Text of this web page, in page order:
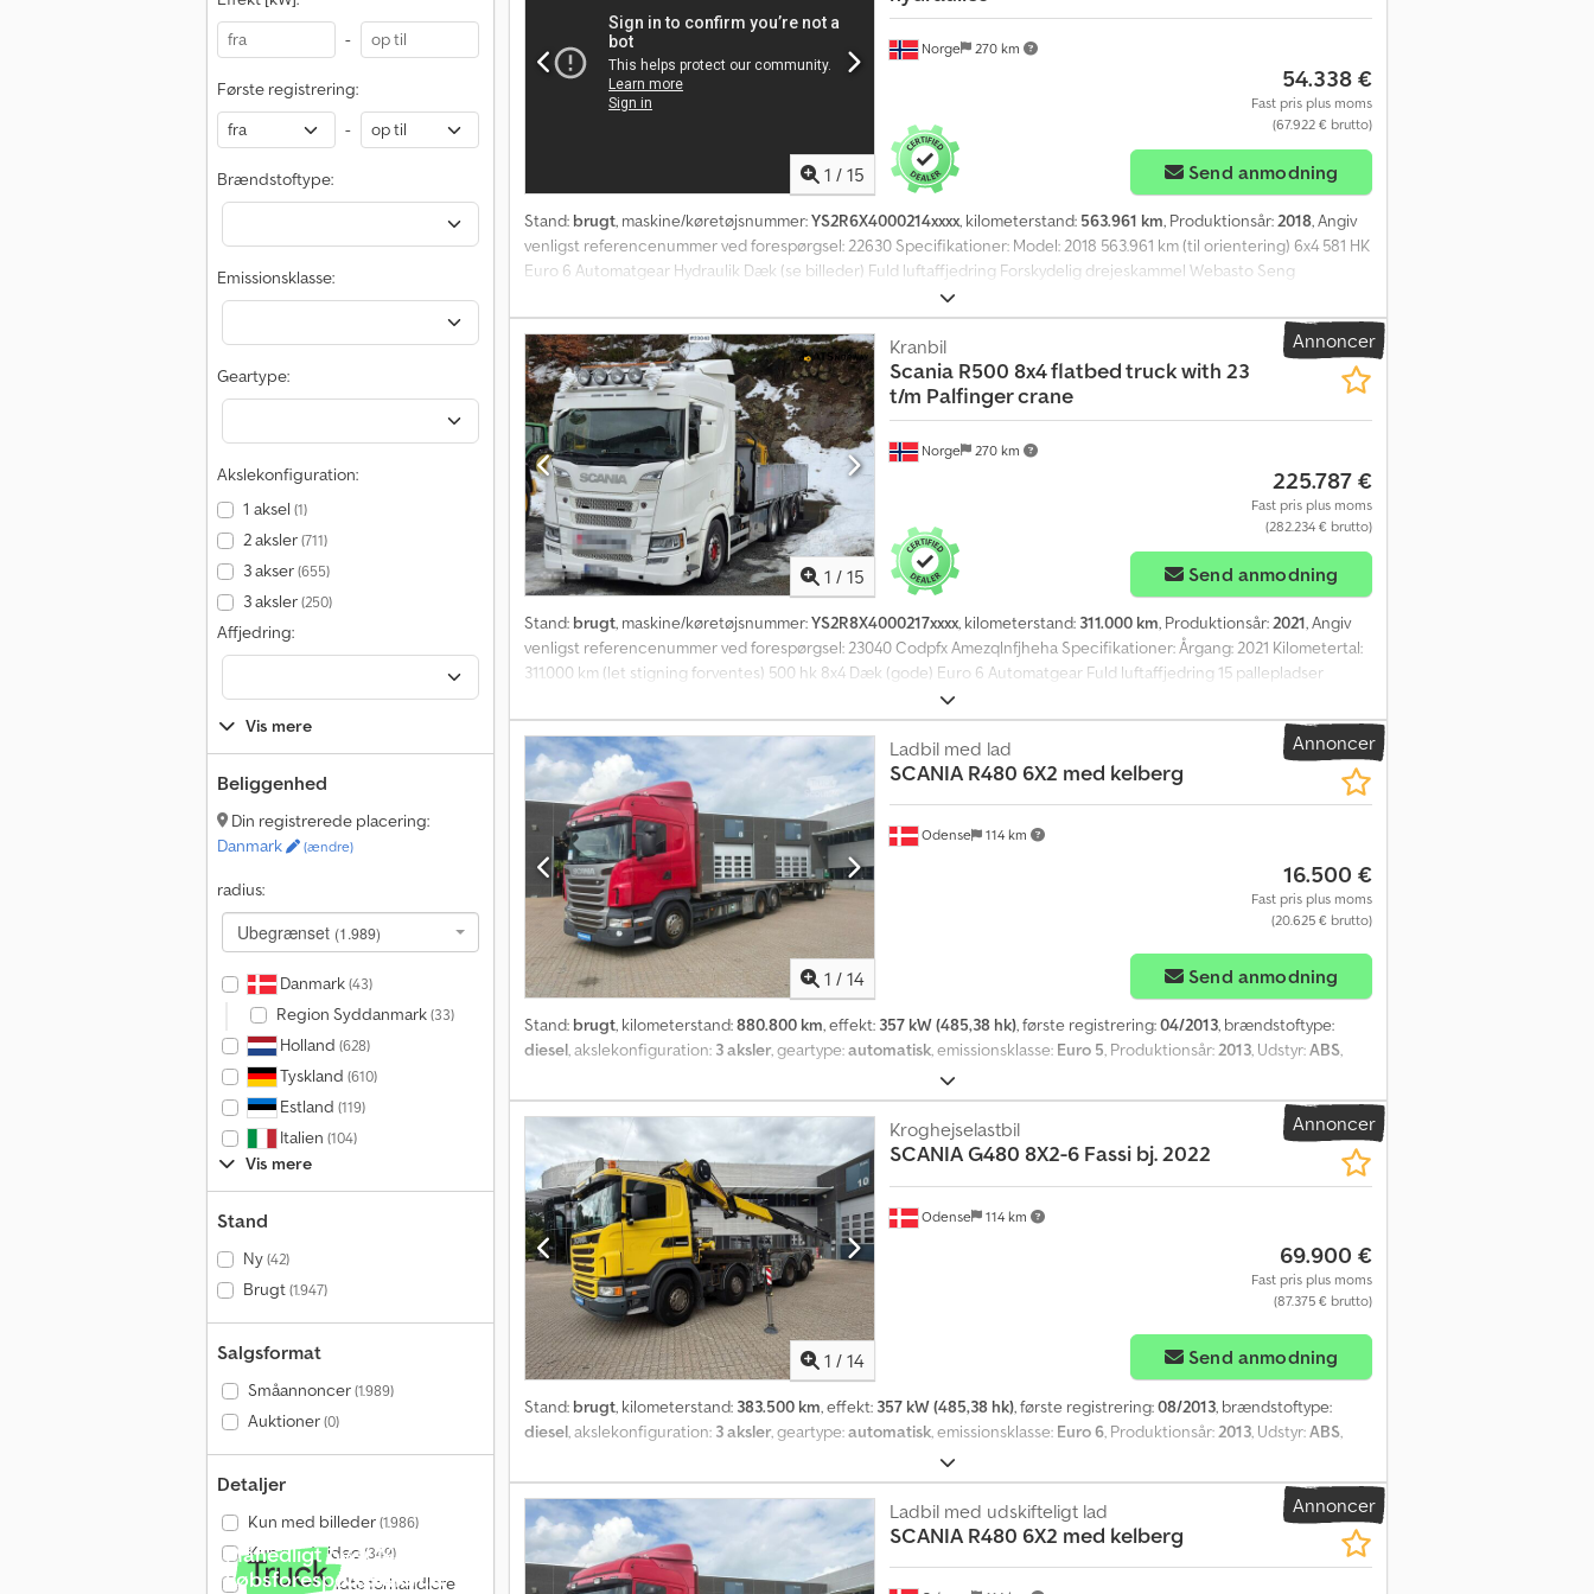
-
Første registrering:
-
Brændstoftype:
Emissionsklasse:
Geartype:
Akslekonfiguration:
1 aksel (1)
2 aksler(711)
3 akser(655)
3 aksler(250)
Affjedring:
Vis mere
Beliggenhed
Din registrerede placering:
Danmark
(ændre)
radius:
Ubegrænset (1.989)
Danmark(43)
Region Syddanmark(33)
Holland (628)
Tyskland (610)
Estland (119)
Italien (104)
Vis mere
Stand
Ny(42)
Brugt(1.947)
Salgsformat
Småannoncer(1.989)
Auktioner(0)
Detaljer
Kun med billeder(1.986)
Kun med video (349)
Kun godkendte forhandlere
Månedligt over 140.000
købsforespørgsler
1 / 15
Norge 270 km
54.338 €
Fast pris plus moms
(67.922 € brutto)
Send anmodning
Stand: brugt, maskine/køretøjsnummer:YS2R6X4000214xxxx, kilometerstand: 563.961 km, Produktionsår:2018, Angiv
venligst referencenummer ved forespørgsel: 22630 Specifikationer: Model: 2018 563.961 km (til orientering) 6x4 581 HK
Euro 6 Automatgear Hydraulik Dæk (se billeder) Fuld luftaffjedring Forskydelig drejeskammel Webasto Seng
Klimaanlæg/AC Radio Lys Leveringsklar Beskrivelse: Vi har en Scania R580 6x4 sættevognstrækker med hydraulik fra
2018 til salg. Cjdpfx Amszqrvijhjha Køretøjet er i ugentlig brug, så kilometertallet vil stige en smule. Ifølge ejerens
oplysninger fungerer alt perfekt. Små brugsspor kan dog forekomme. Leveringsklar Km: 563961 HK: 580 Syn: Ja EU-
godkendt til: 18.09.2026 Egenvægt: 10.740 kg Nyttelast: 19.260 kg Bredde: 255 cm Længde: 732 cm Euro: 6 Model: R580
6x4 trækker med hydraulik Gearkasse: Automat = Yderligere information = Kontakt ATS Norway for mere information.
Annoncer
1 / 15
Norge 270 km
Kranbil
Scania R500 8x4 flatbed truck with 23
t/m Palfinger crane
225.787 €
Fast pris plus moms
(282.234 € brutto)
Send anmodning
Stand: brugt, maskine/køretøjsnummer:YS2R8X4000217xxxx, kilometerstand: 311.000 km, Produktionsår:2021, Angiv
venligst referencenummer ved forespørgsel: 23040 Codpfx Amezqlnfjheha Specifikationer: Årgang: 2021 Kilometertal:
311.000 km (let stigning forventes) 500 hk 8x4 Dæk (gode) Euro 6 Automatgear Fuld luftaffjedring 15 pallepladser
Liftaksel på 4. aksel Ladets længde: 6,50 m Samlet højde: 3,90 m Surringspunkter på ladet Totalvægt: 33.000 kg
Nyttelast: 16.700 kg Klimaanlæg Radio Belysning Ekstra forlygter Leveringsklar med det samme Kran specifikationer:
Årgang: 2021 23 t/m kran 5 hydrauliske udskud Ca. 1.500 krantimer (let stigning forventes) Certificeret indtil: 02/2027
Støtteben Kan leveres omgående Beskrivelse: Vi tilbyder en Scania R500 8x4 ladbil fra 2021 med 23 t/m Palfinger kran
til salg. Ifølge ejer er køretøjet i god stand. Den løfter 880 kg ved 17 m rækkevidde. Alt service og vedligehold på både
køretøj og kran er løbende udført på værksted. Kan leveres straks. Km: 311000 HK: 500 Syn: Ja EU-godkendt til:
03.02.2027 Egenvægt: 15910 Totalvægt: 33000 Nyttelast: 16700 Bredde: 255 Længde: 1012 Euro: 6 Gearkasse: Automat =
Yderligere information = Kontakt ATS Norway for yderligere oplysninger.
Annoncer
1 / 14
Odense 114 km
Ladbil med lad
SCANIA R480 6X2 med kelberg
16.500 €
Fast pris plus moms
(20.625 € brutto)
Send anmodning
Stand: brugt, kilometerstand:880.800 km, effekt: 357 kW (485,38 hk), første registrering:04/2013, brændstoftype:
diesel, akslekonfiguration: 3 aksler, geartype:automatisk, emissionsklasse: Euro 5, Produktionsår:2013, Udstyr:ABS,
Annoncer
1 / 14
Odense 114 km
Kroghejselastbil
SCANIAG480 8X2-6 Fassi bj. 2022
69.900 €
Fast pris plus moms
(87.375 € brutto)
Send anmodning
Stand: brugt, kilometerstand: 383.500 km, effekt: 357 kW (485,38 hk), første registrering:08/2013, brændstoftype:
diesel , akslekonfiguration: 3 aksler, geartype:automatisk , emissionsklasse: Euro 6 , Produktionsår: 2013 , Udstyr:ABS
Annoncer
Ladbil med udskifteligt lad
SCANIA R480 6X2 med kelberg